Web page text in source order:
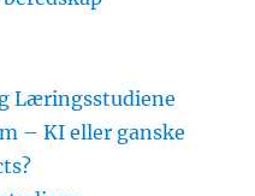
Læringsstudiene
– KI eller ganske